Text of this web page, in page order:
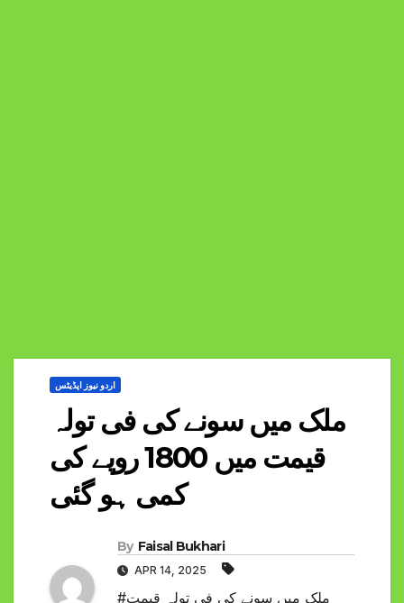
اردو نیوز اپڈیٹس
ملک میں سونے کی فی تولہ
قیمت میں 1800 روپے کی
کمی ہو گئی
By Faisal Bukhari
APR 14, 2025
#ملک میں سونے کی فی تولہ قیمت